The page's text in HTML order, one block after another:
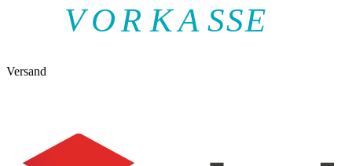
VOR KA SSE
Versand